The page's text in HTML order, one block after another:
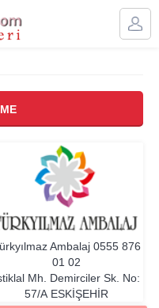
Ambalaj 0555 876
01 02
Mh. Demirciler Sk. No:
57/A ESKIŞEHIR